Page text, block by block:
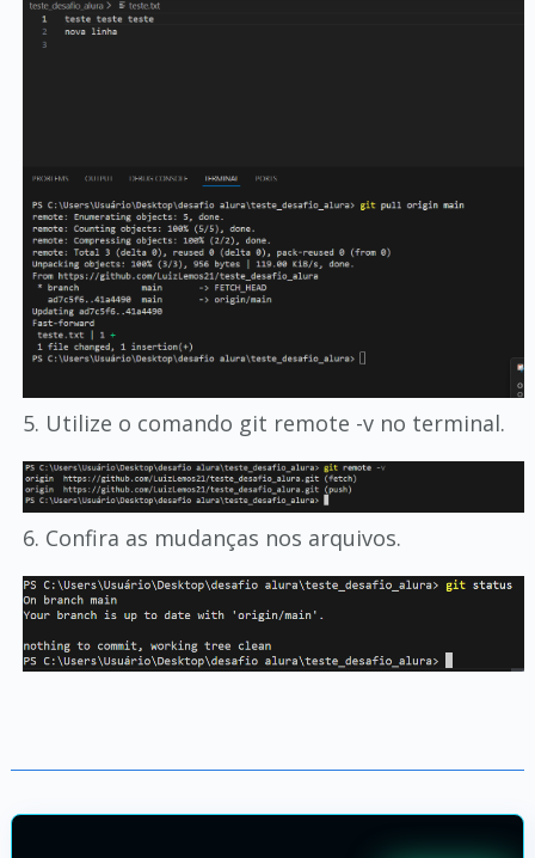
5. Utilize o comando git remote -v no terminal.
6. Confira as mudanças nos arquivos.